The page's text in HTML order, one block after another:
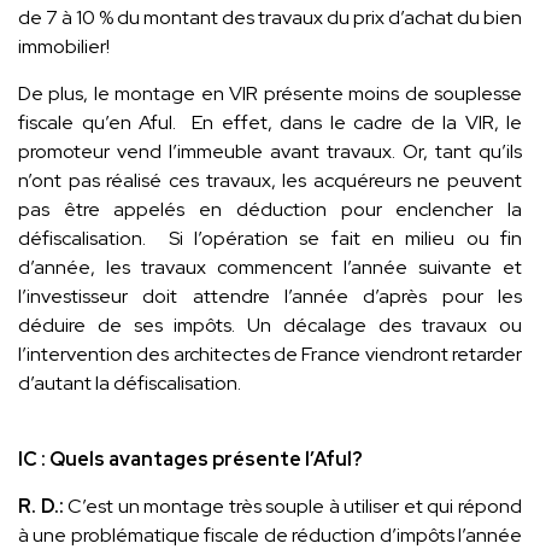
de 7 à 10 % du montant des travaux du prix d’achat du bien
immobilier!
De plus, le montage en VIR présente moins de souplesse
fiscale qu’en Aful. En effet, dans le cadre de la VIR, le
promoteur vend l’immeuble avant travaux. Or, tant qu’ils
n’ont pas réalisé ces travaux, les acquéreurs ne peuvent
pas être appelés en déduction pour enclencher la
défiscalisation. Si l’opération se fait en milieu ou fin
d’année, les travaux commencent l’année suivante et
l’investisseur doit attendre l’année d’après pour les
déduire de ses impôts. Un décalage des travaux ou
l’intervention des architectes de France viendront retarder
d’autant la défiscalisation.
IC : Quels avantages présente l’Aful?
R. D.:C’est un montage très souple à utiliser et qui répond
à une problématique fiscale de réduction d’impôts l’année